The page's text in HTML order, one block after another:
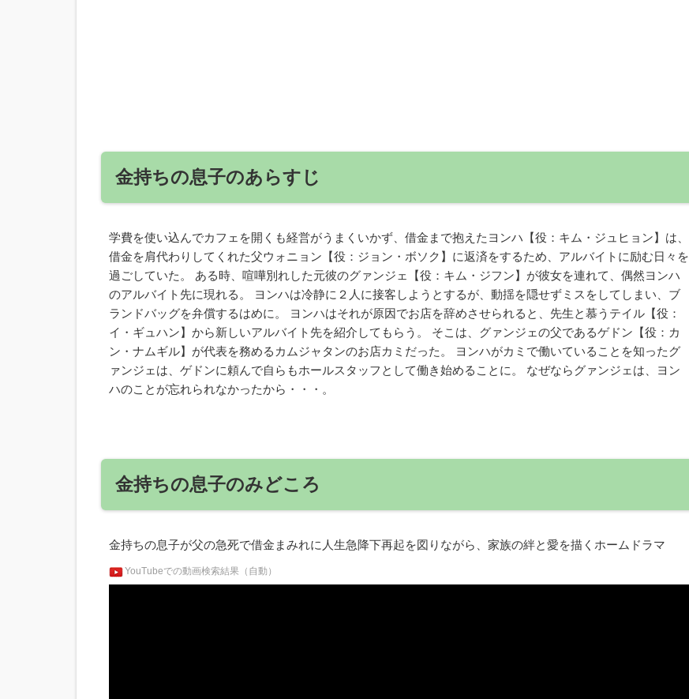
金持ちの息子のあらすじ
学費を使い込んでカフェを開くも経営がうまくいかず、借金まで抱えたヨンハ【役：キム・ジュヒョン】は、
借金を肩代わりしてくれた父ウォニョン【役：ジョン・ボソク】に返済をするため、アルバイトに励む日々を
過ごしていた。 ある時、喧嘩別れした元彼のグァンジェ【役：キム・ジフン】が彼女を連れて、偶然ヨンハ
のアルバイト先に現れる。 ヨンハは冷静に２人に接客しようとするが、動揺を隠せずミスをしてしまい、ブ
ランドバッグを弁償するはめに。 ヨンハはそれが原因でお店を辞めさせられると、先生と慕うテイル【役：
イ・ギュハン】から新しいアルバイト先を紹介してもらう。 そこは、グァンジェの父であるゲドン【役：カ
ン・ナムギル】が代表を務めるカムジャタンのお店カミだった。 ヨンハがカミで働いていることを知ったグ
ァンジェは、ゲドンに頼んで自らもホールスタッフとして働き始めることに。 なぜならグァンジェは、ヨン
ハのことが忘れられなかったから・・・。
金持ちの息子のみどころ
金持ちの息子が父の急死で借金まみれに人生急降下再起を図りながら、家族の絆と愛を描くホームドラマ
YouTubeでの動画検索結果（自動）